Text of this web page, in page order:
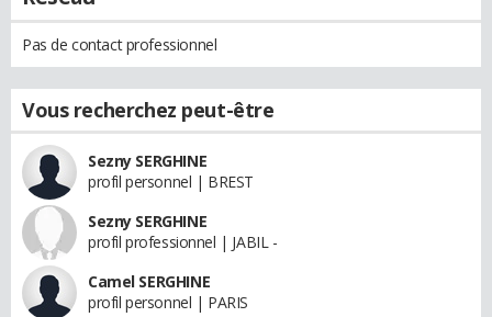
Pas de contact professionnel
Vous recherchez peut-être
Sezny SERGHINE
profil personnel | BREST
Sezny SERGHINE
profil professionnel | JABIL -
Camel SERGHINE
profil personnel | PARIS